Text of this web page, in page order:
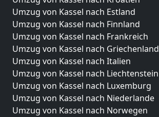
Umzug von Kassel nach Estland
Umzug von Kassel nach Finnland
Umzug von Kassel nach Frankreich
Umzug von Kassel nach Griechenland
Umzug von Kassel nach Italien
Umzug von Kassel nach Liechtenstein
Umzug von Kassel nach Luxemburg
Umzug von Kassel nach Niederlande
Umzug von Kassel nach Norwegen